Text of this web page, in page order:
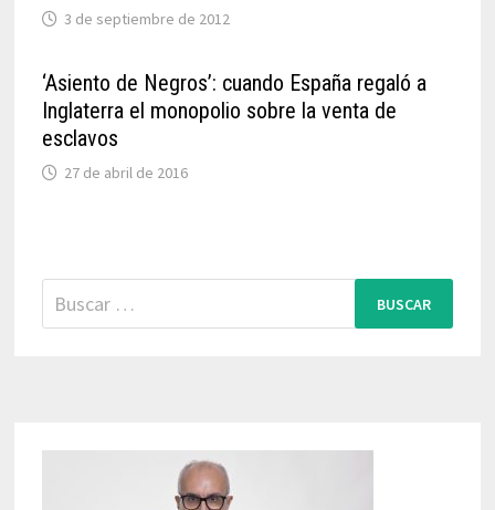
3 de septiembre de 2012
‘Asiento de Negros’: cuando España regaló a
Inglaterra el monopolio sobre la venta de
esclavos
27 de abril de 2016
Buscar: